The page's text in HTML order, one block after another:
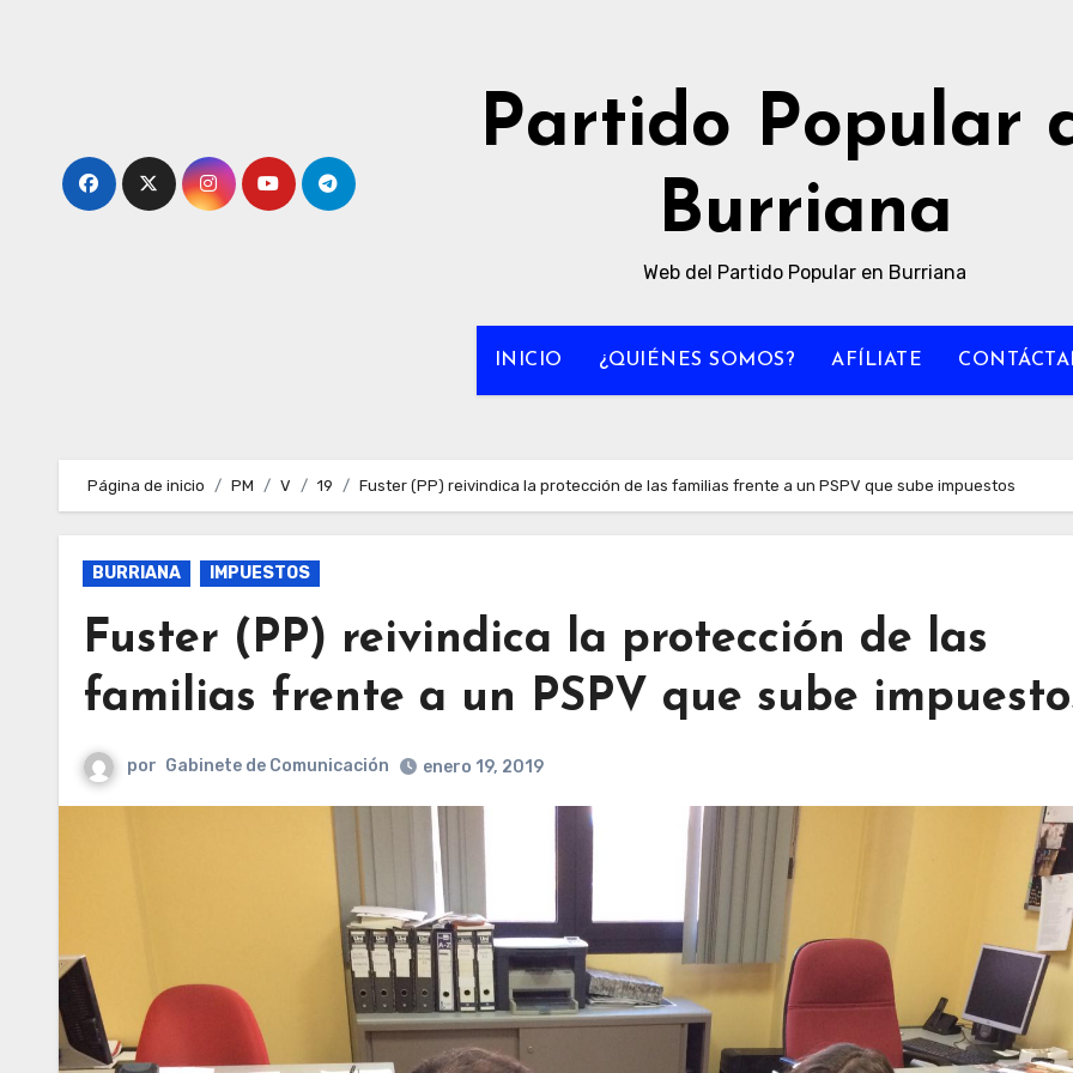
Partido Popular
Burriana
Web del Partido Popular en Burriana
INICIO ¿QUIÉNES SOMOS? AFÍLIATE
Página de inicio PM V 19 Fuster (PP) reivindica la protección de las familias frente a un PSPV que sube impuestos
BURRIANA IMPUESTOS
Fuster (PP) reivindica la protección de las
familias frente a un PSPV que sube
por Gabinete de Comunicación enero 19, 2019